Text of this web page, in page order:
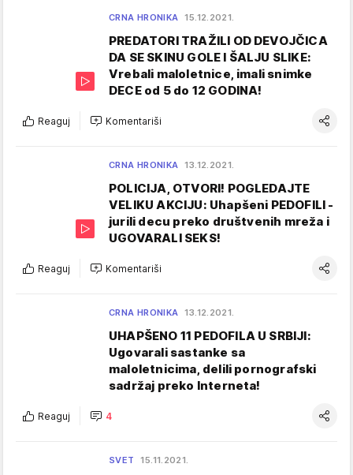
CRNA HRONIKA 15.12.2021.
PREDATORI TRAŽILI OD DEVOJČICA
DA SE SKINU GOLE I ŠALJU SLIKE:
Vrebali maloletnice, imali snimke
DECE od 5 do 12 GODINA!
Reaguj Komentariši
CRNA HRONIKA 13.12.2021.
POLICIJA, OTVORI! POGLEDAJTE
VELIKU AKCIJU: Uhapšeni PEDOFILI -
jurili decu preko društvenih mreža i
UGOVARALI SEKS!
Reaguj Komentariši
CRNA HRONIKA 13.12.2021.
UHAPŠENO 11 PEDOFILA U SRBIJI:
Ugovarali sastanke sa
maloletnicima, delili pornografski
sadržaj preko Interneta!
Reaguj 4
SVET 15.11.2021.